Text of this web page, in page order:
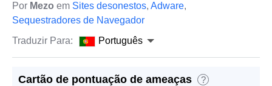
Por Mezo em Sites desonestos, Adware,
Sequestradores de Navegador
Traduzir Para:
Português
Cartão de pontuação de ameaças ?